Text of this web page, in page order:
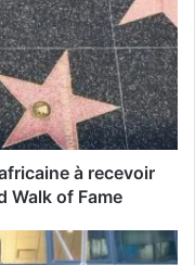
à recevoir
Walk of Fame